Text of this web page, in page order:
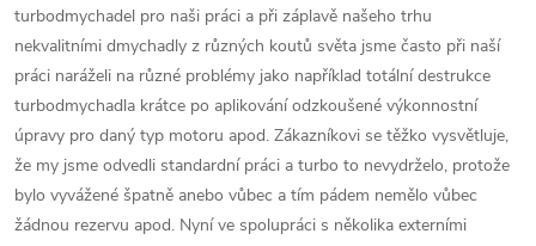
turbodmychadel pro naši práci a při záplavě našeho trhu
nekvalitními dmychadly z různých koutů světa jsme často při naší
práci naráželi na různé problémy jako například totální destrukce
turbodmychadla krátce po aplikování odzkoušené výkonnostní
úpravy pro daný typ motoru apod. Zákazníkovi se těžko vysvětluje,
že my jsme odvedli standardní práci a turbo to nevydrželo, protože
bylo vyvážené špatně anebo vůbec a tím pádem nemělo vůbec
žádnou rezervu apod. Nyní ve spolupráci s několika externími